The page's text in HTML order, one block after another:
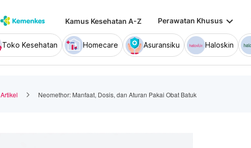
Kamus Kesehatan A-Z Perawatan Khusus keyboard_arrow_down
Toko Kesehatan Homecare Asuransiku Haloskin
Artikel Neomethor: Manfaat, Dosis, dan Aturan Pakai Obat Batuk